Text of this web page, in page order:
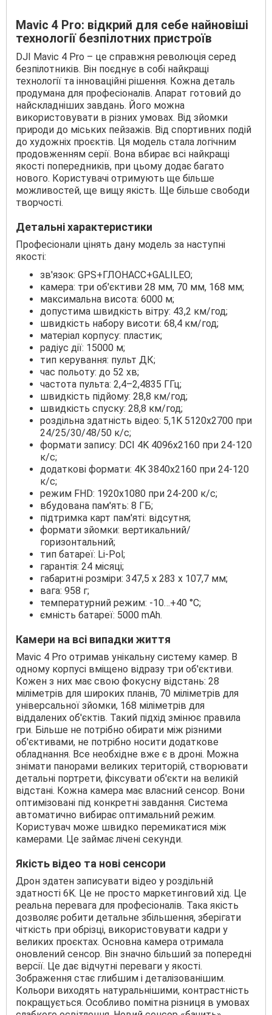
Mavic 4 Pro: відкрий для себе найновіші
технології безпілотних пристроїв
DJI Mavic 4 Pro – це справжня революція серед
безпілотників. Він поєднує в собі найкращі
технології та інноваційні рішення. Кожна деталь
продумана для професіоналів. Апарат готовий до
найскладніших завдань. Його можна
використовувати в різних умовах. Від зйомки
природи до міських пейзажів. Від спортивних подій
до художніх проєктів. Ця модель стала логічним
продовженням серії. Вона вбирає всі найкращі
якості попередників, при цьому додає багато
нового. Користувачі отримують ще більше
можливостей, ще вищу якість. Ще більше свободи
творчості.
Детальні характеристики
Професіонали цінять дану модель за наступні
якості:
зв'язок: GPS+ГЛОНАСС+GALILEO;
камера: три об'єктиви 28 мм, 70 мм, 168 мм;
максимальна висота: 6000 м;
допустима швидкість вітру: 43,2 км/год;
швидкість набору висоти: 68,4 км/год;
матеріал корпусу: пластик;
радіус дії: 15000 м;
тип керування: пульт ДК;
час польоту: до 52 хв;
частота пульта: 2,4–2,4835 ГГц;
швидкість підйому: 28,8 км/год;
швидкість спуску: 28,8 км/год;
роздільна здатність відео: 5,1K 5120x2700 при
24/25/30/48/50 к/с;
формати запису: DCI 4K 4096x2160 при 24-120
к/с;
додаткові формати: 4K 3840x2160 при 24-120
к/с;
режим FHD: 1920x1080 при 24-200 к/с;
вбудована пам'ять: 8 ГБ;
підтримка карт пам'яті: відсутня;
формати зйомки: вертикальний/
горизонтальний;
тип батареї: Li-Pol;
гарантія: 24 місяці;
габаритні розміри: 347,5 х 283 х 107,7 мм;
вага: 958 г;
температурний режим: -10…+40 °C;
ємність батареї: 5000 mAh.
Камери на всі випадки життя
Mavic 4 Pro отримав унікальну систему камер. В
одному корпусі вміщено відразу три об'єктиви.
Кожен з них має свою фокусну відстань: 28
міліметрів для широких планів, 70 міліметрів для
універсальної зйомки, 168 міліметрів для
віддалених об'єктів. Такий підхід змінює правила
гри. Більше не потрібно обирати між різними
об'єктивами, не потрібно носити додаткове
обладнання. Все необхідне вже є в дроні. Можна
знімати панорами великих територій, створювати
детальні портрети, фіксувати об'єкти на великій
відстані. Кожна камера має власний сенсор. Вони
оптимізовані під конкретні завдання. Система
автоматично вибирає оптимальний режим.
Користувач може швидко перемикатися між
камерами. Це займає лічені секунди.
Якість відео та нові сенсори
Дрон здатен записувати відео у роздільній
здатності 6K. Це не просто маркетинговий хід. Це
реальна перевага для професіоналів. Така якість
дозволяє робити детальне збільшення, зберігати
чіткість при обрізці, використовувати кадри у
великих проєктах. Основна камера отримала
оновлений сенсор. Він значно більший за попередні
версії. Це дає відчутні переваги у якості.
Зображення стає глибшим і деталізованішим.
Кольори виходять натуральнішими, контрастність
покращується. Особливо помітна різниця в умовах